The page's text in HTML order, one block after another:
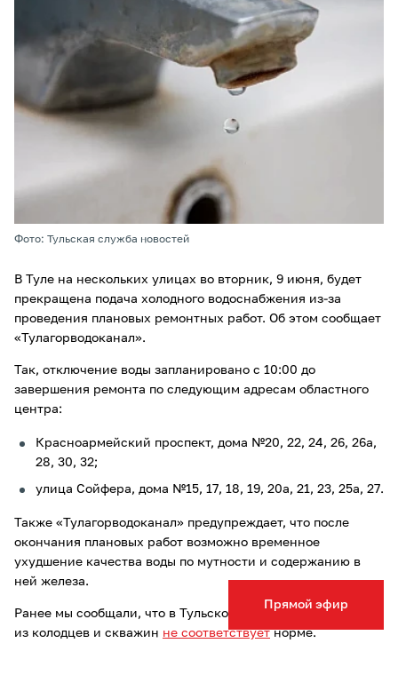
Прямой эфир
Фото: Тульская служба новостей
В Туле на нескольких улицах во вторник, 9 июня, будет
прекращена подача холодного водоснабжения из-за
проведения плановых ремонтных работ. Об этом сообщает
«Тулагорводоканал».
Так, отключение воды запланировано с 10:00 до
завершения ремонта по следующим адресам областного
центра:
Красноармейский проспект, дома №20, 22, 24, 26, 26а,
28, 30, 32;
улица Сойфера, дома №15, 17, 18, 19, 20а, 21, 23, 25а, 27.
Также «Тулагорводоканал» предупреждает, что после
окончания плановых работ возможно временное
ухудшение качества воды по мутности и содержанию в
ней железа.
Ранее мы сообщали, что в Тульской области 57% проб воды
из колодцев и скважин не соответствуетнорме.